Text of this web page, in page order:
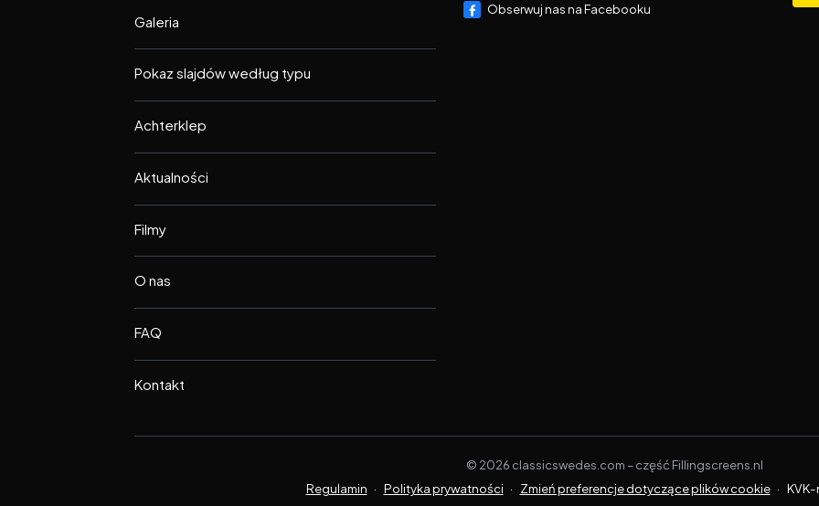
Galeria
Pokaz slajdów według typu
Achterklep
Aktualności
Filmy
O nas
FAQ
Kontakt
Obserwuj nas na Facebooku
© 2026 classicswedes.com –część Fillingscreens.nl
Regulamin · Polityka prywatności · Zmień preferencje dotyczące plików cookie ·